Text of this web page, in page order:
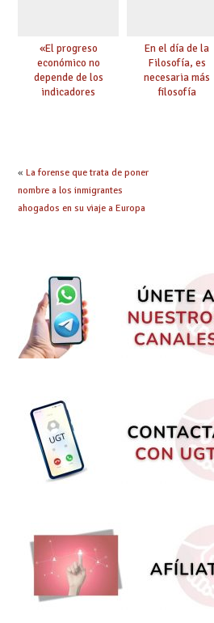
«El progreso
económico no
depende de los
indicadores
En el día de la
Filosofía, es
necesaria más
filosofía
« La forense que trata de poner
nombre a los inmigrantes
ahogados en su viaje a Europa